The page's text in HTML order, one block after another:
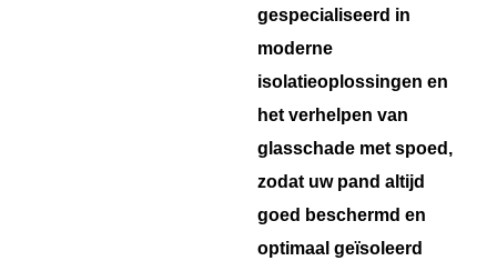
gespecialiseerd in
moderne
isolatieoplossingen en
het verhelpen van
glasschade met spoed,
zodat uw pand altijd
goed beschermd en
optimaal geïsoleerd